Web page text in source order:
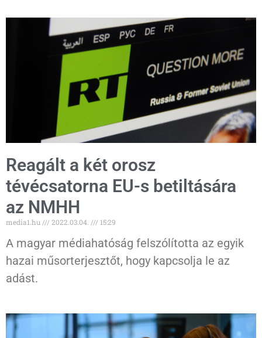
Reagált a két orosz
tévécsatorna EU-s betiltására
az NMHH
media1.hu 2022.03.04. 15:29
A magyar médiahatóság felszólította az egyik
hazai műsorterjesztőt, hogy kapcsolja le az
adást.